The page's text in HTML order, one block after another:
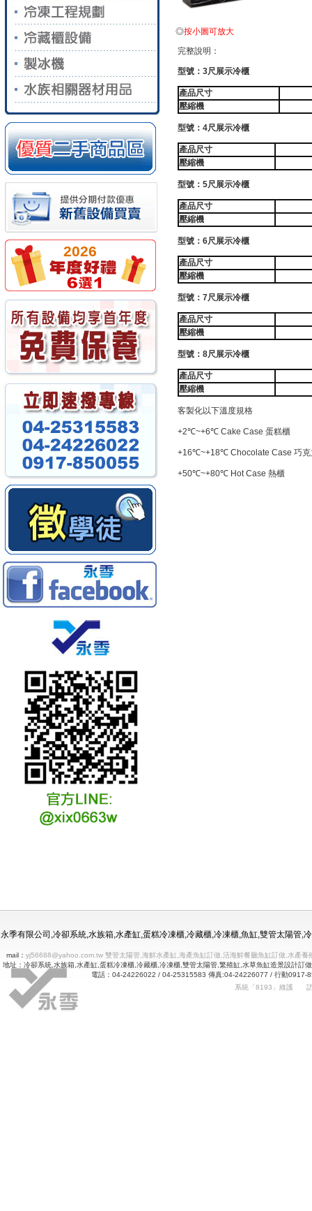
2026
◎按小圖可放大
完整說明：
型號：3尺展示冷櫃
產品尺寸
壓縮機
型號：4尺展示冷櫃
產品尺寸
壓縮機
型號：5尺展示冷櫃
產品尺寸
壓縮機
型號：6尺展示冷櫃
產品尺寸
壓縮機
型號：7尺展示冷櫃
產品尺寸
壓縮機
型號：8尺展示冷櫃
產品尺寸
壓縮機
客製化以下溫度規格
+2℃~+6℃ Cake Case 蛋糕櫃
+16℃~+18℃ Chocolate Case 巧克
+50℃~+80℃ Hot Case 熱櫃
永季有限公司,冷卻系統,水族箱,水產缸,蛋糕冷凍櫃,冷藏櫃,冷凍櫃,魚缸,雙管太陽管
mail： yj56688@yahoo.com.tw 雙管太陽管,海鮮水產缸,海產魚缸訂做,活海鮮餐廳魚缸訂做,水產
地址：冷卻系統,水族箱,水產缸,蛋糕冷凍櫃,冷藏櫃,冷凍櫃,雙管太陽管,繁殖缸,水草魚缸造景設計
電話：04-24226022 / 04-25315583 傳真:04-24226077 / 行動0917-
系統「8193」維護